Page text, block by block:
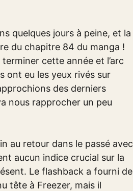
quelques jours à peine, et la
du chapitre 84 du manga !
cette année et l’arc
ont eu les yeux rivés sur
des derniers
nous rapprocher un peu
au retour dans le passé avec
aucun indice crucial sur la
Le flashback a fourni de
tête à Freezer, mais il